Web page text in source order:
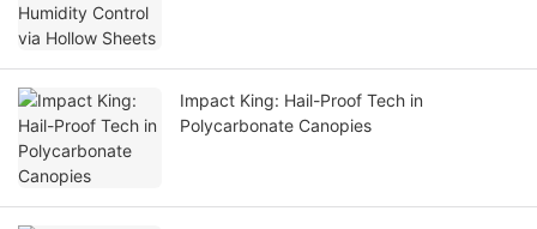
Impact King: Hail-Proof Tech in
Polycarbonate Canopies